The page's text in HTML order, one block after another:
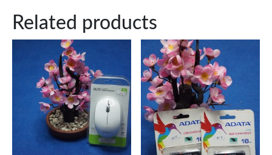
Related products